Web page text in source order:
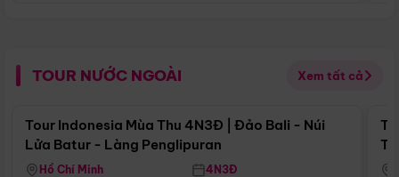
TOUR NƯỚC NGOÀI Xem tất cả
Điểm nổi bật
Tour Indonesia Mùa Thu 4N3Đ | Đảo Bali - Núi
Lửa Batur - Làng Penglipuran
Hồ Chí Minh 4N3Đ